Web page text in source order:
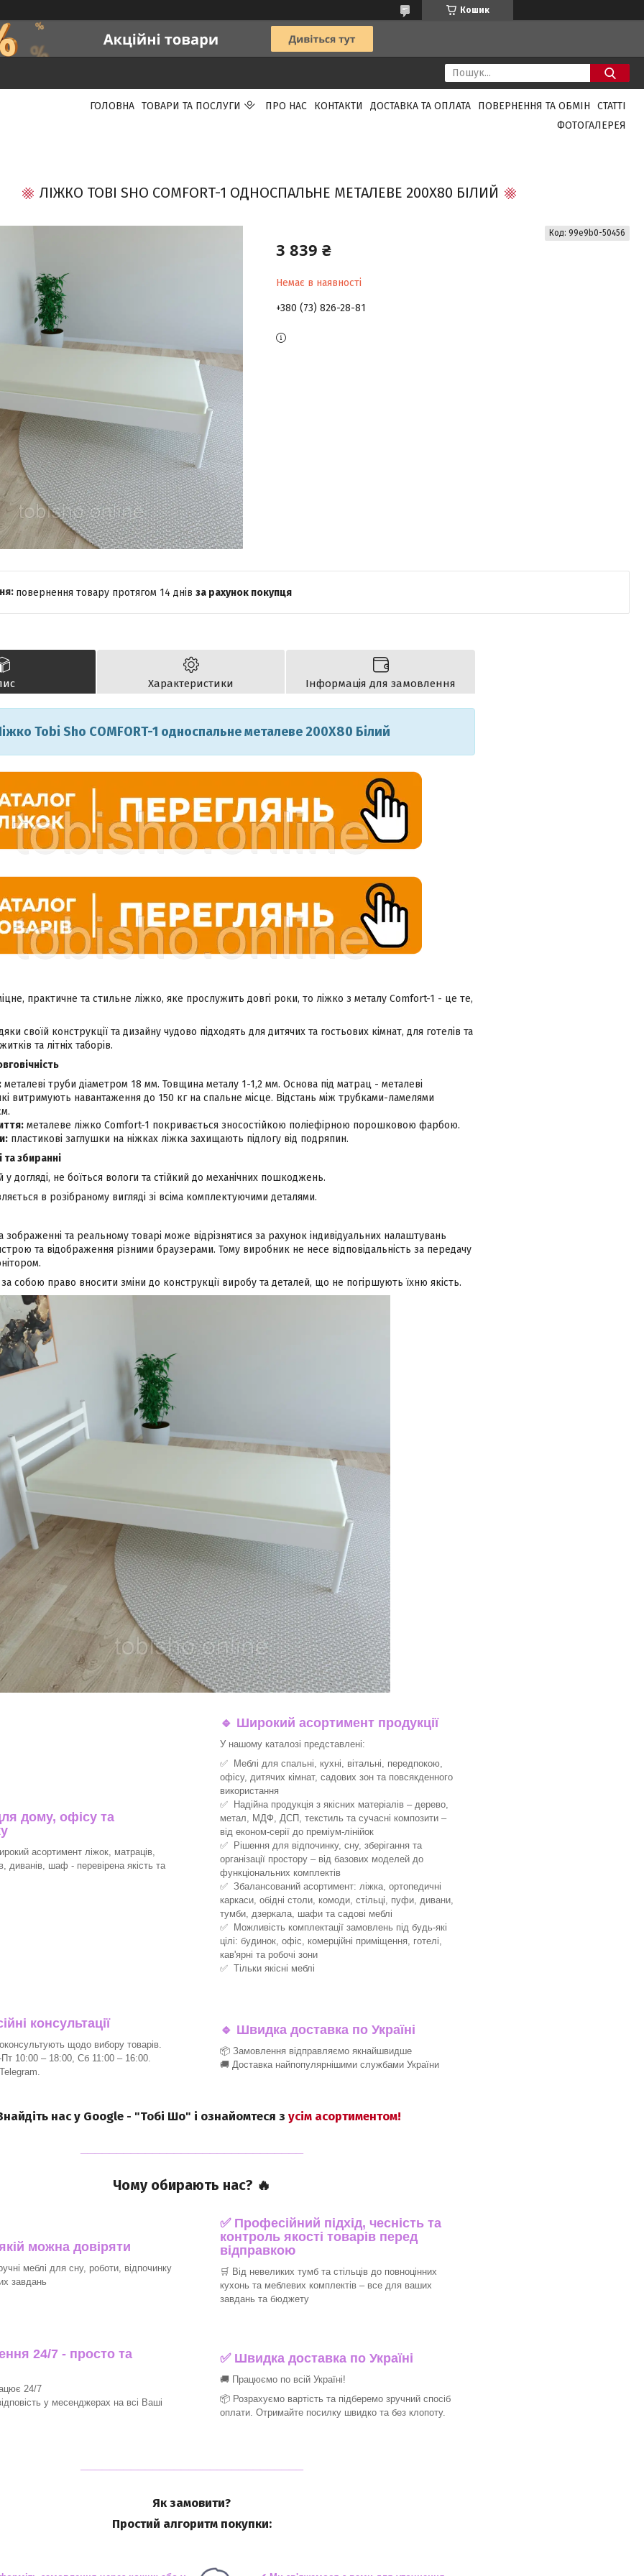
Кошик
ГОЛОВНА ТОВАРИ ТА ПОСЛУГИ ПРО НАС КОНТАКТИ ДОСТАВКА ТА ОПЛАТА ПОВЕРНЕННЯ ТА ОБМІН
СТАТТІ
ФОТОГАЛЕРЕЯ
ЛІЖКО TOBI SHO COMFORT-1 ОДНОСПАЛЬНЕ МЕТАЛЕВЕ 200X80 БІЛИЙ
3 839 ₴
Немає в наявності
Код: 99e9b0-50456
+380 (73) 826-28-81
повернення товару протягом 14 днів за рахунок покупця
Характеристики Інформація для замовлення
Tobi Sho COMFORT-1 односпальне металеве 200X80 Білий
практичне та стильне ліжко, яке прослужить довгі роки, то ліжко з металу Comfort-1 - це те,
своїй конструкції та дизайну чудово підходять для дитячих та гостьових кімнат, для готелів та
та літніх таборів.
металеві труби діаметром 18 мм. Товщина металу 1-1,2 мм. Основа під матрац - металеві
витримують навантаження до 150 кг на спальне місце. Відстань між трубками-ламелями
металеве ліжко Comfort-1 покривається зносостійкою поліефірною порошковою фарбою.
пластикові заглушки на ніжках ліжка захищають підлогу від подряпин.
та збиранні
у догляді, не боїться вологи та стійкий до механічних пошкоджень.
в розібраному вигляді зі всіма комплектуючими деталями.
зображенні та реальному товарі може відрізнятися за рахунок індивідуальних налаштувань
та відображення різними браузерами. Тому виробник не несе відповідальність за передачу
собою право вносити зміни до конструкції виробу та деталей, що не погіршують їхню якість.
дому, офісу та
асортимент ліжок, матраців,
диванів, шаф - перевірена якість та
🔹 Широкий асортимент продукції
У нашому каталозі представлені:
✅ Меблі для спальні, кухні, вітальні, передпокою,
офісу, дитячих кімнат, садових зон та повсякденного
використання
✅ Надійна продукція з якісних матеріалів – дерево,
метал, МДФ, ДСП, текстиль та сучасні композити –
від економ-серії до преміум-лінійок
✅ Рішення для відпочинку, сну, зберігання та
організації простору – від базових моделей до
функціональних комплектів
✅ Збалансований асортимент: ліжка, ортопедичні
каркаси, обідні столи, комоди, стільці, пуфи, дивани,
тумби, дзеркала, шафи та садові меблі
✅ Можливість комплектації замовлень під будь-які
цілі: будинок, офіс, комерційні приміщення, готелі,
кав'ярні та робочі зони
✅ Тільки якісні меблі
консультації
щодо вибору товарів.
10:00 – 18:00, Сб 11:00 – 16:00.
🔹 Швидка доставка по Україні
📦 Замовлення відправляємо якнайшвидше
🚚 Доставка найпопулярнішими службами України
нас у Google - "Тобі Шо" і ознайомтеся з усім асортиментом!
Чому обирають нас? 🔥
можна довіряти
меблі для сну, роботи, відпочинку
завдань
✅ Професійний підхід, чесність та
контроль якості товарів перед
відправкою
🛒 Від невеликих тумб та стільців до повноцінних
кухонь та меблевих комплектів – все для ваших
завдань та бюджету
24/7 - просто та
24/7
у месенджерах на всі Ваші
✅ Швидка доставка по Україні
🚚 Працюємо по всій Україні!
📦 Розрахуємо вартість та підберемо зручний спосіб
оплати. Отримайте посилку швидко та без клопоту.
Як замовити?
Простий алгоритм покупки: